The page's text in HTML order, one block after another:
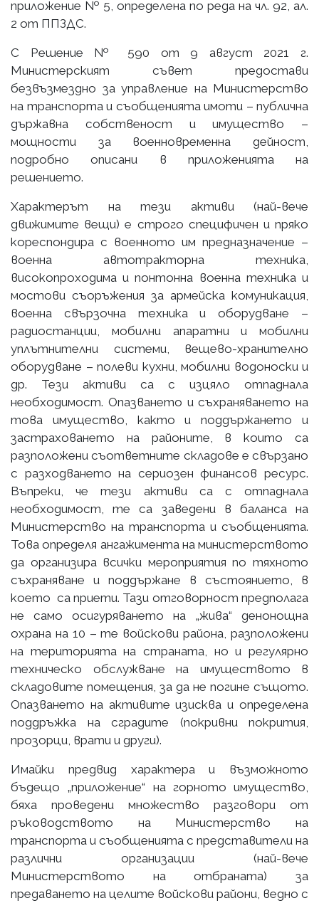
приложение № 5, определена по реда на чл. 92, ал.
2 от ППЗДС.
С Решение № 590 от 9 август 2021 г.
Министерският съвет предостави
безвъзмездно за управление на Министерство
на транспорта и съобщенията имоти – публична
държавна собственост и имущество –
мощности за военновременна дейност,
подробно описани в приложенията на
решението.
Характерът на тези активи (най-вече
движимите вещи) е строго специфичен и пряко
кореспондира с военното им предназначение –
военна автотракторна техника,
високопроходима и понтонна военна техника и
мостови съоръжения за армейска комуникация,
военна свързочна техника и оборудване –
радиостанции, мобилни апаратни и мобилни
уплътнителни системи, вещево-хранително
оборудване – полеви кухни, мобилни водоноски и
др. Тези активи са с изцяло отпаднала
необходимост. Опазването и съхраняването на
това имущество, както и поддържането и
застраховането на районите, в които са
разположени съответните складове е свързано
с разходването на сериозен финансов ресурс.
Въпреки, че тези активи са с отпаднала
необходимост, те са заведени в баланса на
Министерство на транспорта и съобщенията.
Това определя ангажимента на министерството
да организира всички мероприятия по тяхното
съхраняване и поддържане в състоянието, в
което са приети. Тази отговорност предполага
не само осигуряването на „жива“ денонощна
охрана на 10 – те войскови района, разположени
на територията на страната, но и регулярно
техническо обслужване на имуществото в
складовите помещения, за да не погине същото.
Опазването на активите изисква и определена
поддръжка на сградите (покривни покрития,
прозорци, врати и други).
Имайки предвид характера и възможното
бъдещо „приложение“ на горното имущество,
бяха проведени множество разговори от
ръководството на Министерство на
транспорта и съобщенията с представители на
различни организации (най-вече
Министерството на отбраната) за
предаването на целите войскови райони, ведно с